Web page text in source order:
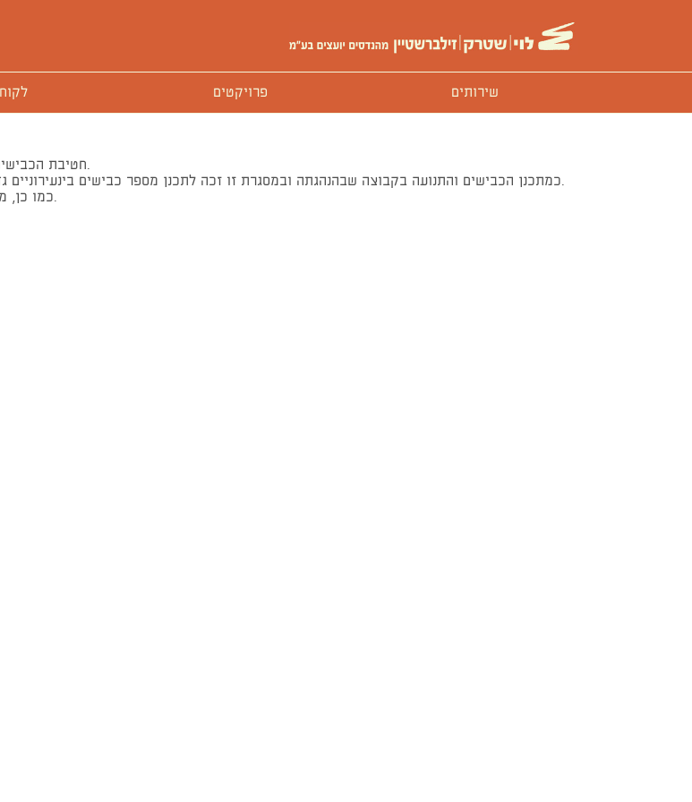
פרויקטים שירותים
חטיבת הכבישים של סולל בונה תשתיות ביצעה במרוצת השנים מיזמים גדולים ומורכבים בכל רחבי הארץ.
במסגרת עבודתנו עם חברת שיכון ובינוי משרדנו התמודד בפרויקטי Design-Build כמתכנן הכבישים והתנועה בקבוצה שבהנהגתה ובמסגרת זו זכה לתכנן מספר כבישים בינעירוניים גדולים.
כמו כן, משרדנו תיכנן עבור חברת שיכון ובינוי תחנות סולריות בדרום ומתקן להתפלת מי ים בחדרה.